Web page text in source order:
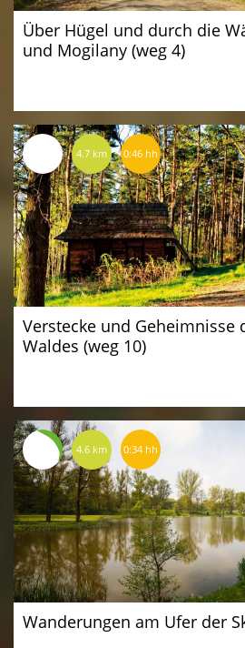
Über Hügel und durch die
und Mogilany (weg 4)
4.7 km 0:46 hh
Verstecke und Geheimnisse
Waldes (weg 10)
4.6 km 0:34 hh
Wanderungen am Ufer der